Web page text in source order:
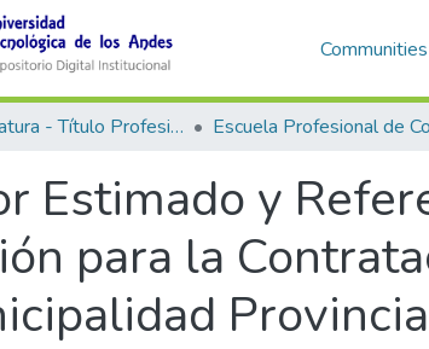
Licenciatura - Título Profesional
Estimado y
para la